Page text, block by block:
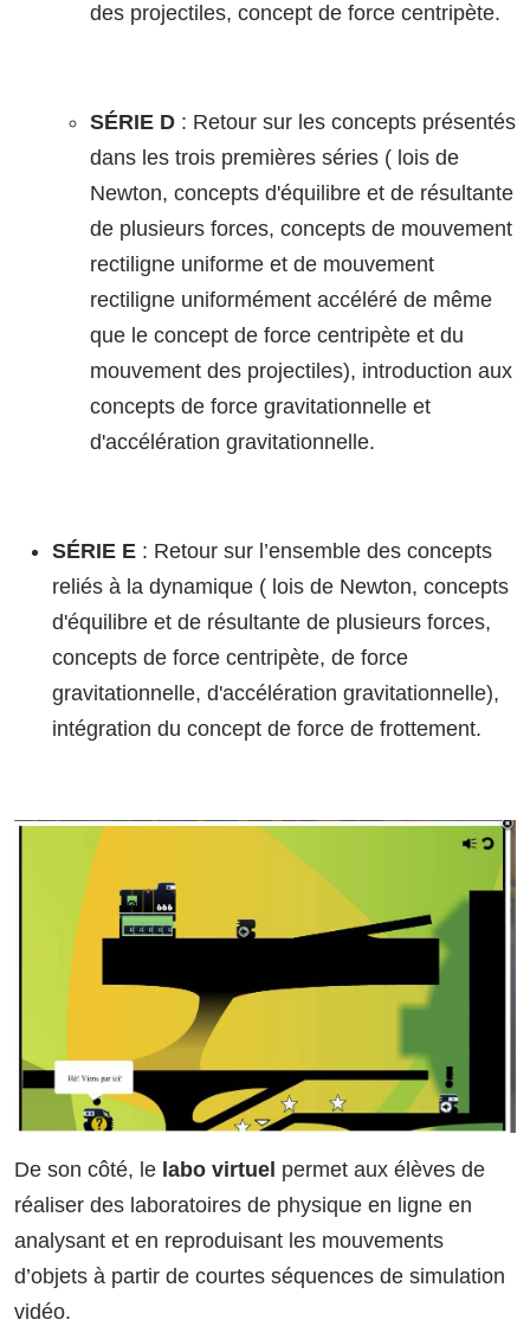
des projectiles, concept de force centripète.
SÉRIE D : Retour sur les concepts présentés
dans les trois premières séries ( lois de
Newton, concepts d'équilibre et de résultante
de plusieurs forces, concepts de mouvement
rectiligne uniforme et de mouvement
rectiligne uniformément accéléré de même
que le concept de force centripète et du
mouvement des projectiles), introduction aux
concepts de force gravitationnelle et
d'accélération gravitationnelle.
SÉRIE E : Retour sur l’ensemble des concepts
reliés à la dynamique ( lois de Newton, concepts
d'équilibre et de résultante de plusieurs forces,
concepts de force centripète, de force
gravitationnelle, d'accélération gravitationnelle),
intégration du concept de force de frottement.
De son côté, le labo virtuel permet aux élèves de
réaliser des laboratoires de physique en ligne en
analysant et en reproduisant les mouvements
d’objets à partir de courtes séquences de simulation
vidéo.